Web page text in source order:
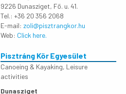
9226 Dunasziget, Fő. u. 41.
Tel.: +36 20 356 2068
E-mail: zoli@pisztrangkor.hu
Web: Click here.
Pisztráng Kör Egyesület
Canoeing & Kayaking, Leisure
activities
Dunasziget